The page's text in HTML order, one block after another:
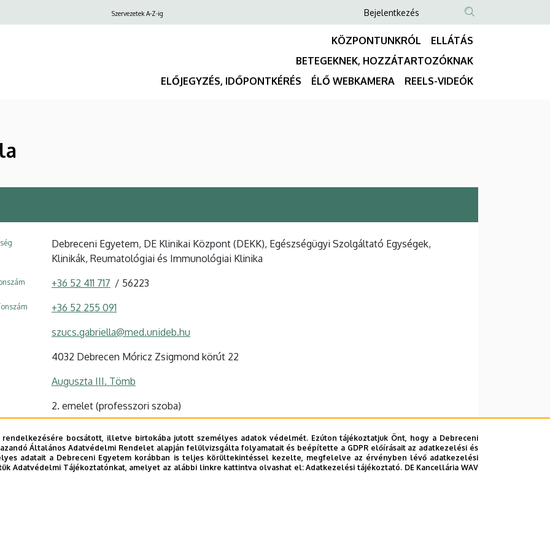
bocsátott, illetve birtokába jutott személyes adatok védelmét. Ezúton tájékoztatjuk Önt, hogy a Debreceni
Általános Adatvédelmi Rendelet alapján felülvizsgálta folyamatait és beépítette a GDPR előírásait az adatkezelési és
adatait a Debreceni Egyetem korábban is teljes körültekintéssel kezelte, megfelelve az érvényben lévő adatkezelési
Adatvédelmi Tájékoztatónkat, amelyet az alábbi linkre kattintva olvashat el:Adatkezelési tájékoztató. DE Kancellária WAV
Szervezetek A-Z-ig
Anonim
Felhasználói
fiók
menüje
Bejelentkezés
NYELVVÁLASZTÓ
TARTALOM
KERESÉSE
KÖZPONTUNKRÓL
ELLÁTÁS
BETEGEKNEK, HOZZÁTARTOZÓKNAK
ELŐJEGYZÉS, IDŐPONTKÉRÉS
ÉLŐ WEBKAMERA REELS-VIDEÓK
Debreceni Egyetem, DE Klinikai Központ (DEKK), Egészségügyi Szolgáltató Egységek,
Klinikák, Reumatológiai és Immunológiai Klinika
+36 52 411 717 56223
+36 52 255 091
szucs.gabriella@med.unideb.hu
4032 Debrecen Móricz Zsigmond körút 22
Auguszta III. Tömb
2. emelet (professzori szoba)
Tudóstér profil